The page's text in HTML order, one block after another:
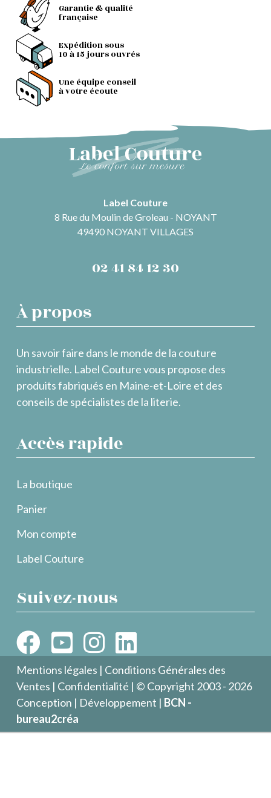
Garantie & qualité
française
Expédition sous
10 à 15 jours ouvrés
Une équipe conseil
à votre écoute
Label Couture
8 Rue du Moulin de Groleau - NOYANT
49490 NOYANT VILLAGES
02 41 84 12 30
À propos
Un savoir faire dans le monde de la couture
industrielle. Label Couture vous propose des
produits fabriqués en Maine-et-Loire et des
conseils de spécialistes de la literie.
Accès rapide
La boutique
Panier
Mon compte
Label Couture
Suivez-nous
Mentions légales | Conditions Générales des
Ventes | Confidentialité | © Copyright 2003 - 2026
Conception | Développement | BCN -
bureau2créa